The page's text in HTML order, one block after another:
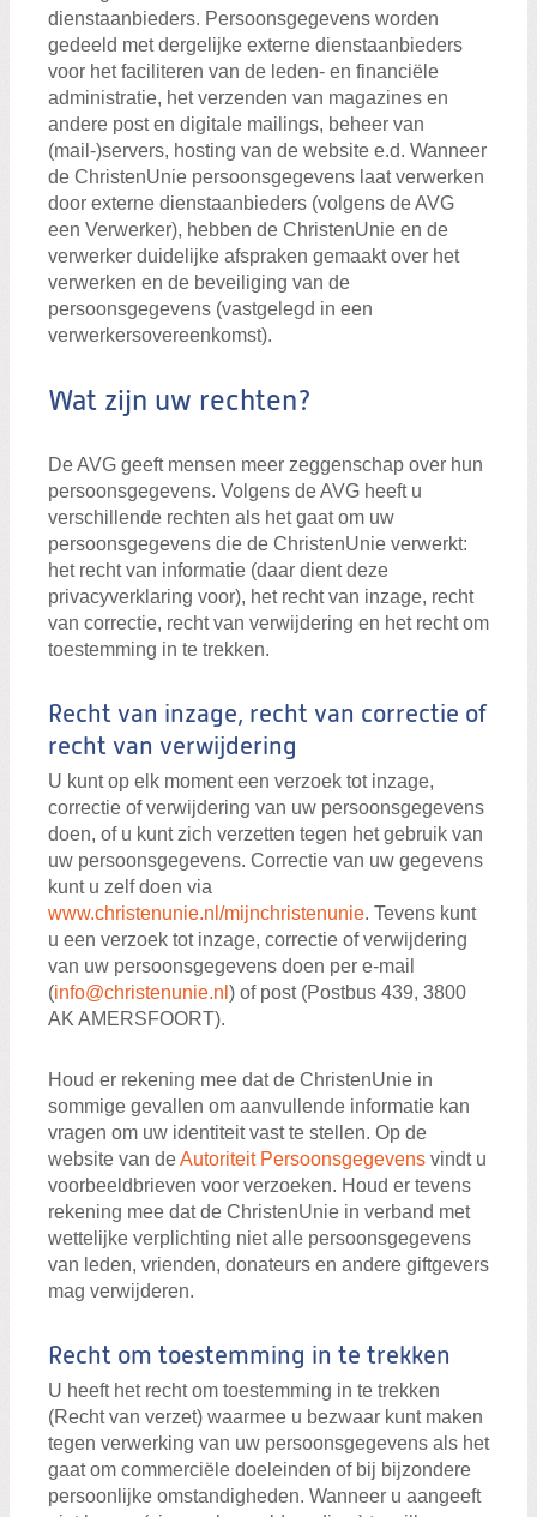
dienstaanbieders. Persoonsgegevens worden
gedeeld met dergelijke externe dienstaanbieders
voor het faciliteren van de leden- en financiële
administratie, het verzenden van magazines en
andere post en digitale mailings, beheer van
(mail-)servers, hosting van de website e.d. Wanneer
de ChristenUnie persoonsgegevens laat verwerken
door externe dienstaanbieders (volgens de AVG
een Verwerker), hebben de ChristenUnie en de
verwerker duidelijke afspraken gemaakt over het
verwerken en de beveiliging van de
persoonsgegevens (vastgelegd in een
verwerkersovereenkomst).
Wat zijn uw rechten?
De AVG geeft mensen meer zeggenschap over hun
persoonsgegevens. Volgens de AVG heeft u
verschillende rechten als het gaat om uw
persoonsgegevens die de ChristenUnie verwerkt:
het recht van informatie (daar dient deze
privacyverklaring voor), het recht van inzage, recht
van correctie, recht van verwijdering en het recht om
toestemming in te trekken.
Recht van inzage, recht van correctie of
recht van verwijdering
U kunt op elk moment een verzoek tot inzage,
correctie of verwijdering van uw persoonsgegevens
doen, of u kunt zich verzetten tegen het gebruik van
uw persoonsgegevens. Correctie van uw gegevens
kunt u zelf doen via
www.christenunie.nl/mijnchristenunie. Tevens kunt
u een verzoek tot inzage, correctie of verwijdering
van uw persoonsgegevens doen per e-mail
(info@christenunie.nl ) of post (Postbus 439, 3800
AK AMERSFOORT).
Houd er rekening mee dat de ChristenUnie in
sommige gevallen om aanvullende informatie kan
vragen om uw identiteit vast te stellen. Op de
website van deAutoriteit Persoonsgegevens vindt u
voorbeeldbrieven voor verzoeken. Houd er tevens
rekening mee dat de ChristenUnie in verband met
wettelijke verplichting niet alle persoonsgegevens
van leden, vrienden, donateurs en andere giftgevers
mag verwijderen.
Recht om toestemming in te trekken
U heeft het recht om toestemming in te trekken
(Recht van verzet) waarmee u bezwaar kunt maken
tegen verwerking van uw persoonsgegevens als het
gaat om commerciële doeleinden of bij bijzondere
persoonlijke omstandigheden. Wanneer u aangeeft